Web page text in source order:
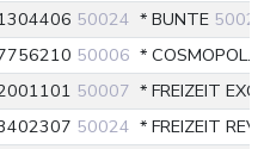
50024 * BUNTE
50006 * COSMOPOL.
50007 * FREIZEIT
50024 * FREIZEIT